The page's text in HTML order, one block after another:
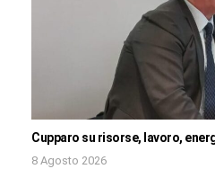
Cupparo su risorse, lavoro,
8 Agosto 2026